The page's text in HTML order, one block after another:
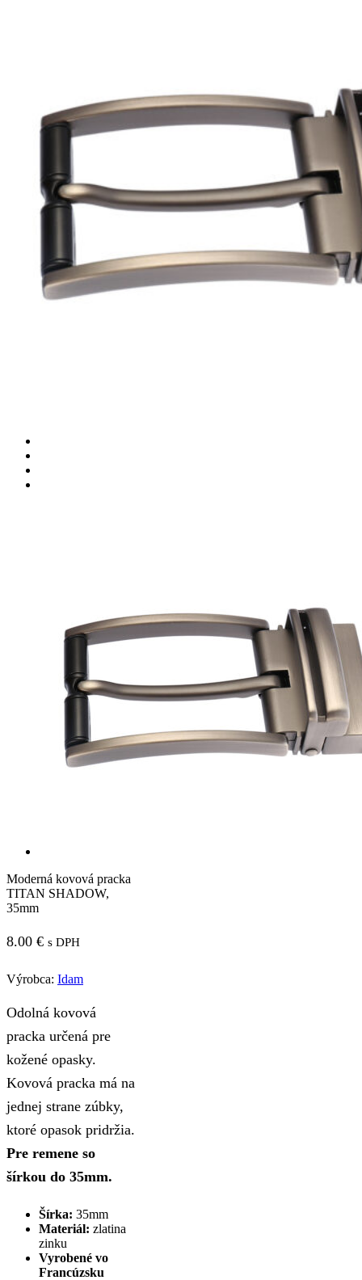
Moderná kovová pracka
TITAN SHADOW,
35mm
8.00 € s DPH
Výrobca: Idam
Odolná kovová
pracka určená pre
kožené opasky.
Kovová pracka má na
jednej strane zúbky,
ktoré opasok pridržia.
Pre remene so
šírkou do 35mm.
Šírka: 35mm
Materiál: zlatina
zinku
Vyrobené vo
Francúzsku